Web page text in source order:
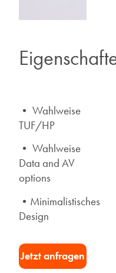
• Wahlweise
TUF/HP
• Wahlweise
Data and AV
options
• Minimalistisches
Design
Jetzt anfragen​